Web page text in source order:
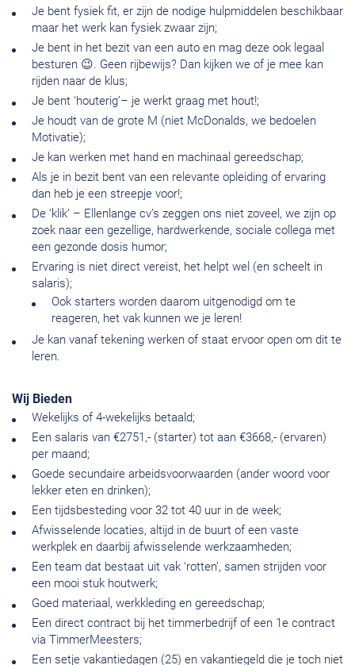
Je bent fysiek fit, er zijn de nodige hulpmiddelen beschikbaar
maar het werk kan fysiek zwaar zijn;
Je bent in het bezit van een auto en mag deze ook legaal
besturen 😉. Geen rijbewijs? Dan kijken we of je mee kan
rijden naar de klus;
Je bent ‘houterig’– je werkt graag met hout!;
Je houdt van de grote M (niet McDonalds, we bedoelen
Motivatie);
Je kan werken met hand en machinaal gereedschap;
Als je in bezit bent van een relevante opleiding of ervaring
dan heb je een streepje voor!;
De ‘klik’ – Ellenlange cv’s zeggen ons niet zoveel, we zijn op
zoek naar een gezellige, hardwerkende, sociale collega met
een gezonde dosis humor;
Ervaring is niet direct vereist, het helpt wel (en scheelt in
salaris);
Ook starters worden daarom uitgenodigd om te
reageren, het vak kunnen we je leren!
Je kan vanaf tekening werken of staat ervoor open om dit te
leren.
Wij Bieden
Wekelijks of 4-wekelijks betaald;
Een salaris van €2751,- (starter) tot aan €3668,- (ervaren)
per maand;
Goede secundaire arbeidsvoorwaarden (ander woord voor
lekker eten en drinken);
Een tijdsbesteding voor 32 tot 40 uur in de week;
Afwisselende locaties, altijd in de buurt of een vaste
werkplek en daarbij afwisselende werkzaamheden;
Een team dat bestaat uit vak ‘rotten’, samen strijden voor
een mooi stuk houtwerk;
Goed materiaal, werkkleding en gereedschap;
Een direct contract bij het timmerbedrijf of een 1e contract
via TimmerMeesters;
Een setje vakantiedagen (25) en vakantiegeld die je toch niet